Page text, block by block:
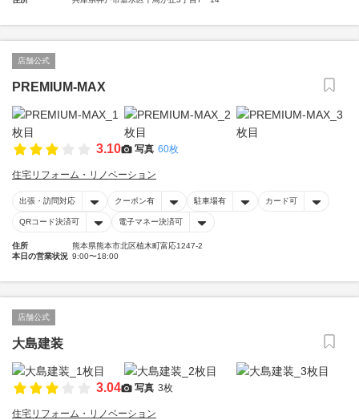
店舗公式
PREMIUM-MAX
3.10 写真 60枚
住宅リフォーム・リノベーション
出張・訪問対応 クーポン有 駐車場有 カード可
QRコード決済可 電子マネー決済可
住所
熊本県熊本市北区植木町富応1247-2
本日の営業状況 9:00〜18:00
店舗公式
大島建装
3.04 写真 3枚
住宅リフォーム・リノベーション